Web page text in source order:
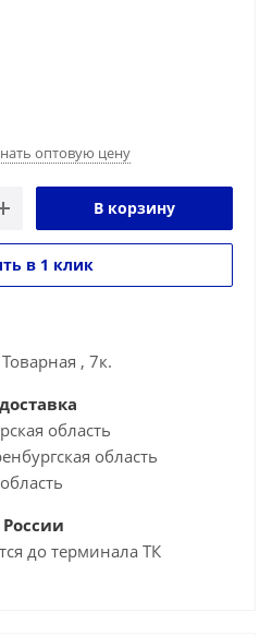
оптовую цену
В корзину
в 1 клик
, 7к.
область
область
до терминала ТК